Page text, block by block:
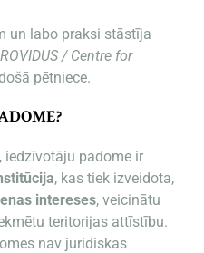
un labo praksi stāstīja
/ Centre for
pētniece.
iedzīvotāju padome ir
, kas tiek izveidota,
intereses, veicinātu
teritorijas attīstību.
nav juridiskas